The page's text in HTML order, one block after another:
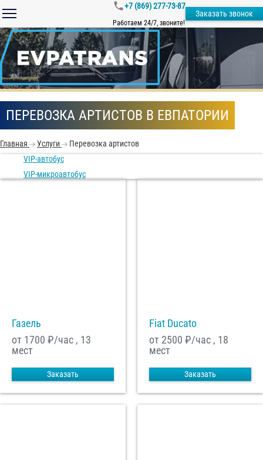
+7 (869) 277-73-87
Работаем 24/7, звоните!
Заказать звонок
ПЕРЕВОЗКА АРТИСТОВ В ЕВПАТОРИИ
Главная Услуги
Перевозка артистов
VIP-автобус
VIP-микроавтобус
Газель
от 1700 ₽/час , 13
мест
Заказать
Fiat Ducato
от 2500 ₽/час , 18
мест
Заказать
Отправить заказ